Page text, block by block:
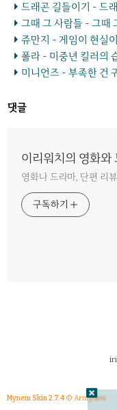
드래곤 길들이기 - 드
그때 그 사람들 - 그때
쥬만지 - 게임이 현실
폴라 - 미중년 킬러의
미니언즈 - 부족한 건
댓글
이리워치의 영화와
영화나 드라마, 단편 리
구독하기
Mynem Skin 2.7.4© Armynem